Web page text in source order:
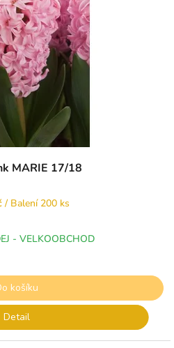
MARIE 17/18
/ Balení 200 ks
- VELKOOBCHOD
košíku
Detail